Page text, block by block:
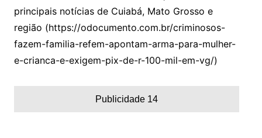
principais notícias de Cuiabá, Mato Grosso e
região (https://odocumento.com.br/criminosos-
fazem-familia-refem-apontam-arma-para-mulher-
e-crianca-e-exigem-pix-de-r-100-mil-em-vg/)
Publicidade 14